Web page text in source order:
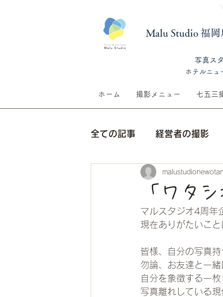
Malu Studio 福
写真ス
ホテルニュ
ホーム 撮影メニュー 七五三
全ての記事 経営者の撮影
七五三撮影 季節の話題
生前遺影撮影 ウェディ
「ワタ
マルスタジオ4周年
現在ありがたいこ
皆様、自分の写真
勿論、お友達と一
自分を象徴する一
写真離れしている